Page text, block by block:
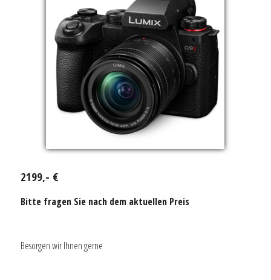
2199,- €
Bitte fragen Sie nach dem aktuellen Preis
Besorgen wir Ihnen gerne